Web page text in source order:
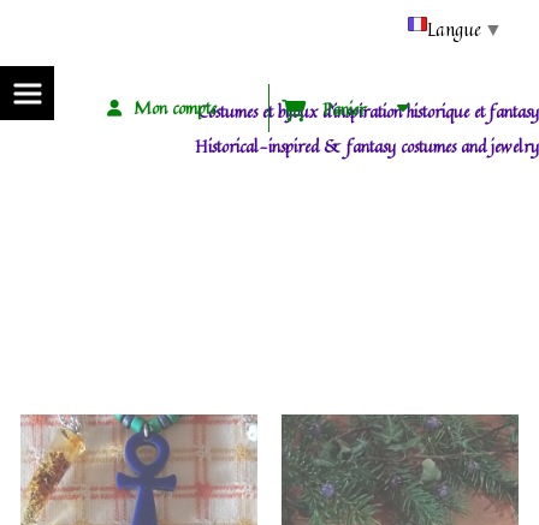
Costumes et bijoux d'inspiration historique et fantasy
Historical-inspired & fantasy costumes and jewelry
Mon compte Panier
Langue ▼